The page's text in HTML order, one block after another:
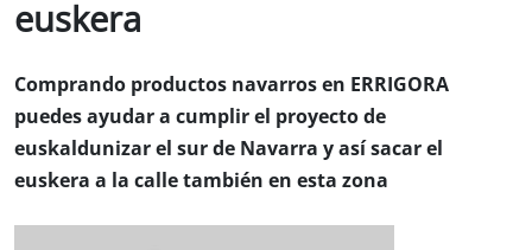
euskera
Comprando productos navarros en ERRIGORA
puedes ayudar a cumplir el proyecto de
euskaldunizar el sur de Navarra y así sacar el
euskera a la calle también en esta zona